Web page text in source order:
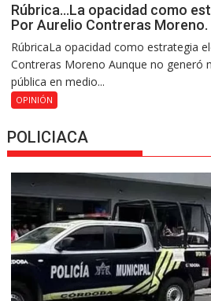
Rúbrica…La opacidad como
Por Aurelio Contreras Moreno.
RúbricaLa opacidad como estrategia
Contreras Moreno Aunque no generó
pública en medio...
OPINIÓN
POLICIACA